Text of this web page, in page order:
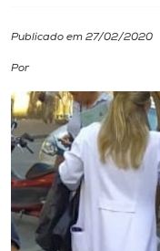
Cultura
CPA
Biblioteca
Publicado em 27/02/2020
Por